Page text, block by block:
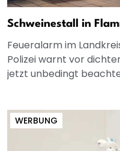
Schweinestall in
Feueralarm im
Polizei warnt vor
jetzt unbedingt
WERBUNG